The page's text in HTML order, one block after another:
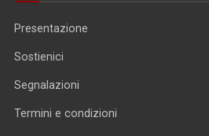
Presentazione
Sostienici
Segnalazioni
Termini e condizioni